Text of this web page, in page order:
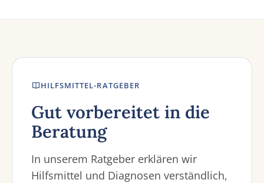
HILFSMITTEL-RATGEBER
Gut vorbereitet in die
Beratung
In unserem Ratgeber erklären wir
Hilfsmittel und Diagnosen verständlich,